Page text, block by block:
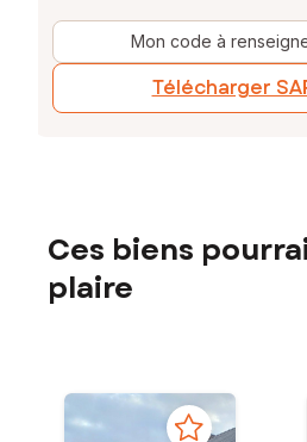
Mon code à
Télécharger
Ces biens
plaire